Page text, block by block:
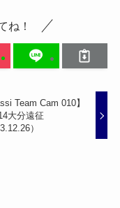
ね！
Team Cam 010】
大分遠征
）